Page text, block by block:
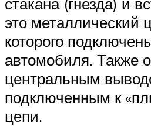
это металлический
которого
автомобиля. Также
центральным
подключенным к
цепи.